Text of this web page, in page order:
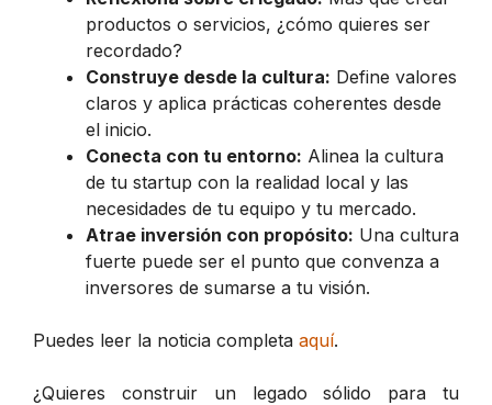
productos o servicios, ¿cómo quieres ser
recordado?
Construye desde la cultura: Define valores
claros y aplica prácticas coherentes desde
el inicio.
Conecta con tu entorno: Alinea la cultura
de tu startup con la realidad local y las
necesidades de tu equipo y tu mercado.
Atrae inversión con propósito: Una cultura
fuerte puede ser el punto que convenza a
inversores de sumarse a tu visión.
Puedes leer la noticia completa aquí.
¿Quieres construir un legado sólido para tu